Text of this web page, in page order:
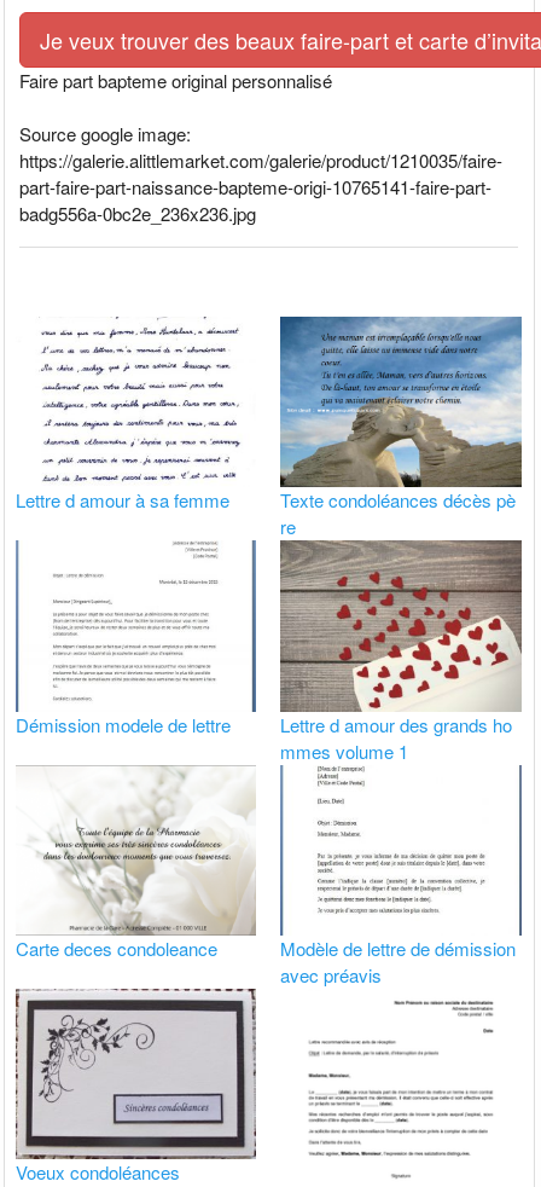
Je veux trouver des beaux faire-part et carte
Faire part bapteme original personnalisé
Source google image:
https://galerie.alittlemarket.com/galerie/product/1210035/faire-
part-faire-part-naissance-bapteme-origi-10765141-faire-part-
badg556a-0bc2e_236x236.jpg
Lettre d amour à sa femme
Texte condoléances décès pè
re
Démission modele de lettre
Lettre d amour des grands ho
mmes volume 1
Carte deces condoleance
Modèle de lettre de démission
avec préavis
Voeux condoléances